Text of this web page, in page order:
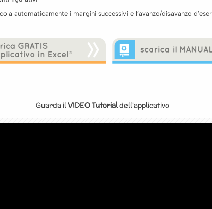
automaticamente i margini successivi e l’avanzo/disavanzo
Guarda ilVIDEO Tutorialdell'applicativo